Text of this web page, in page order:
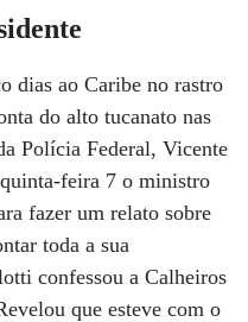
dias ao Caribe no rastro
do alto tucanato nas
Polícia Federal, Vicente
feira 7 o ministro
fazer um relato sobre
toda a sua
confessou a Calheiros
que esteve com o